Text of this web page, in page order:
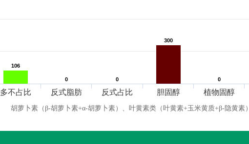
胡萝卜素（β-胡萝卜素+α-胡萝卜素）、叶黄素类（叶黄素+玉米黄质+β-隐黄素）
106
106
0
0 0
0
300
300
0
0
多不占比 反式脂肪 反式占比 胆固醇 植物固醇